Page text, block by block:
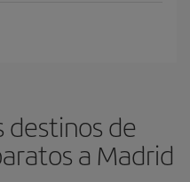
destinos de
a Madrid